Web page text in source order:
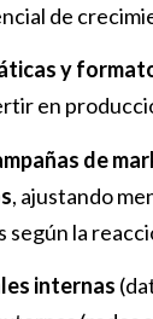
de
y
en
de
, ajustando
según la
internas